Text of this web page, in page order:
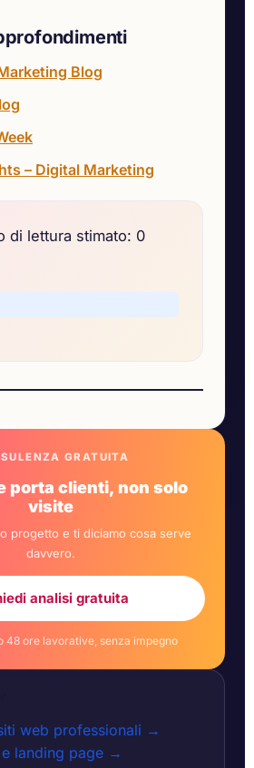
GRATUITA
porta clienti, non solo
visite
progetto e ti diciamo cosa serve
davvero.
analisi gratuita
48 ore lavorative, senza impegno
web professionali →
landing page →
Blog
– Digital Marketing
di lettura stimato: 0